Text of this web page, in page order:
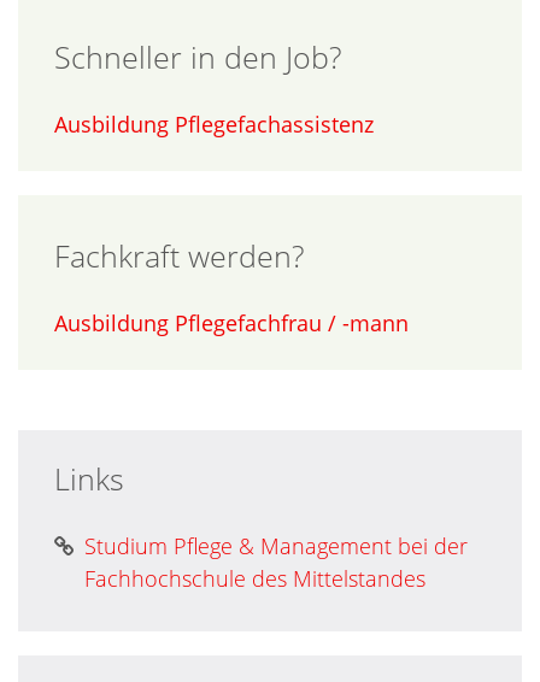
Schneller in den Job?
Ausbildung Pflegefachassistenz
Fachkraft werden?
Ausbildung Pflegefachfrau / -mann
Links
Studium Pflege & Management bei der
Fachhochschule des Mittelstandes